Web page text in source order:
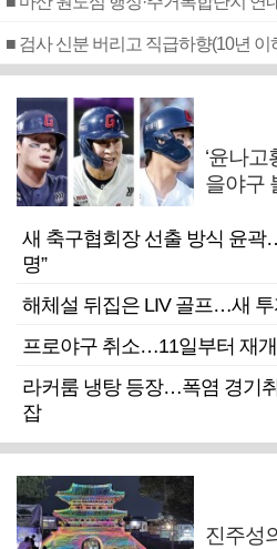
‘윤나
을야구
새 축구협회장 선출 방식 윤
명”
해체설 뒤집은 LIV 골프…새 투
프로야구 취소…11일부터 재개
라커룸 냉탕 등장…폭염 경기
잡
진주성